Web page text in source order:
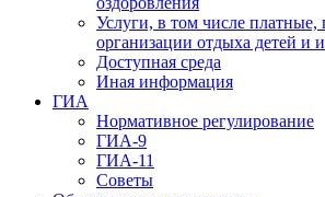
Услуги, в том числе платные,
организации отдыха детей и
Доступная среда
Иная информация
ГИА
Нормативное регулирование
ГИА-9
ГИА-11
Советы